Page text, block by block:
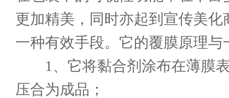
更加精美，同时亦起到宣传美
一种有效手段。它的覆膜原理
1、它将黏合剂涂布在薄膜表
压合为成品；